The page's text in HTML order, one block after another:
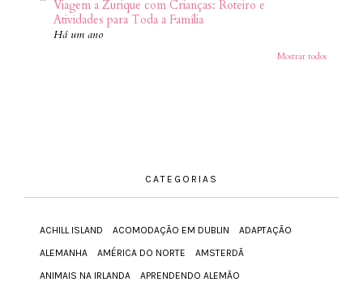
Viagem a Zurique com Crianças: Roteiro e
Atividades para Toda a Família
Há um ano
Mostrar todos
CATEGORIAS
ACHILL ISLAND ACOMODAÇÃO EM DUBLIN
ADAPTAÇÃO
ALEMANHA
AMÉRICA DO NORTE
AMSTERDÃ
ANIMAIS NA IRLANDA
APRENDENDO ALEMÃO